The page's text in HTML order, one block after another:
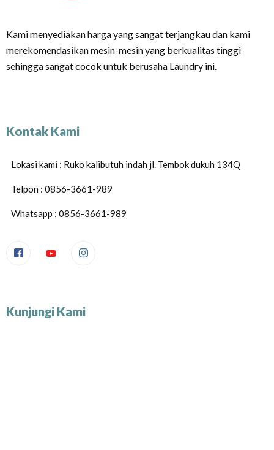
Kami menyediakan harga yang sangat terjangkau dan kami
merekomendasikan mesin-mesin yang berkualitas tinggi
sehingga sangat cocok untuk berusaha Laundry ini.
Kontak Kami
Lokasi kami : Ruko kalibutuh indah jl. Tembok dukuh 134Q
Telpon : 0856-3661-989
Whatsapp : 0856-3661-989
Kunjungi Kami